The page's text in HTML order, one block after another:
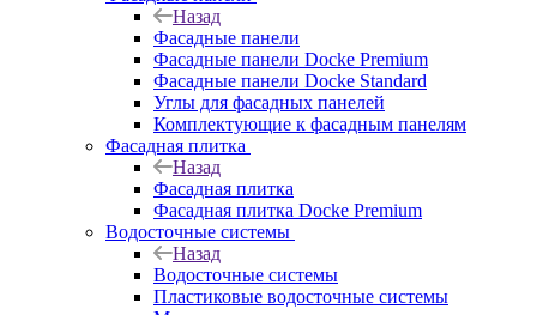
Назад
Фасадные панели
Фасадные панели Docke Premium
Фасадные панели Docke Standard
Углы для фасадных панелей
Комплектующие к фасадным панелям
Фасадная плитка
Назад
Фасадная плитка
Фасадная плитка Docke Premium
Водосточные системы
Назад
Водосточные системы
Пластиковые водосточные системы